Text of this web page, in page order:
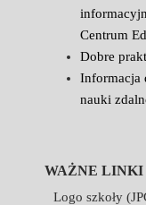
Centrum
Dobre
Informacja
nauki
WAŻNE LINKI
Logo szkoły